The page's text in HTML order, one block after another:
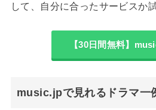
して、自分に合ったサービスか
【30日間無料】
music.jpで見れるドラマ一